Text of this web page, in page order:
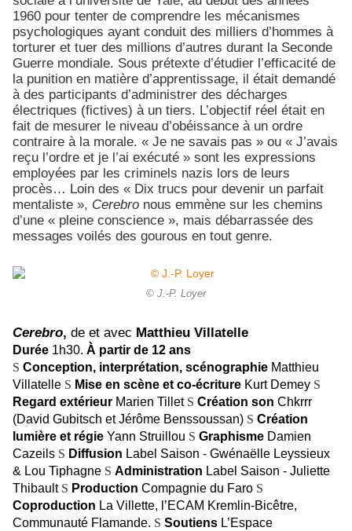
1960 pour tenter de comprendre les mécanismes
psychologiques ayant conduit des milliers d’hommes à
torturer et tuer des millions d’autres durant la Seconde
Guerre mondiale. Sous prétexte d’étudier l’efficacité de
la punition en matière d’apprentissage, il était demandé
à des participants d’administrer des décharges
électriques (fictives) à un tiers. L’objectif réel était en
fait de mesurer le niveau d’obéissance à un ordre
contraire à la morale. « Je ne savais pas » ou « J’avais
reçu l’ordre et je l’ai exécuté » sont les expressions
employées par les criminels nazis lors de leurs
procès… Loin des « Dix trucs pour devenir un parfait
mentaliste », Cerebro nous emmène sur les chemins
d’une « pleine conscience », mais débarrassée des
messages voilés des gourous en tout genre.
© J.-P. Loyer
Cerebro, de et avec Matthieu Villatelle
Durée 1h30. À partir de 12 ans
S Conception, interprétation, scénographie Matthieu
Villatelle S Mise en scène et co-écriture Kurt Demey S
Regard extérieur Marien Tillet S Création son Chkrrr
(David Gubitsch et Jérôme Benssoussan) S Création
lumière et régie Yann Struillou S Graphisme Damien
Cazeils S Diffusion Label Saison - Gwénaëlle Leyssieux
& Lou Tiphagne S Administration Label Saison - Juliette
Thibault S Production Compagnie du Faro S
Coproduction La Villette, l’ECAM Kremlin-Bicêtre,
Communauté Flamande. S Soutiens L’Espace